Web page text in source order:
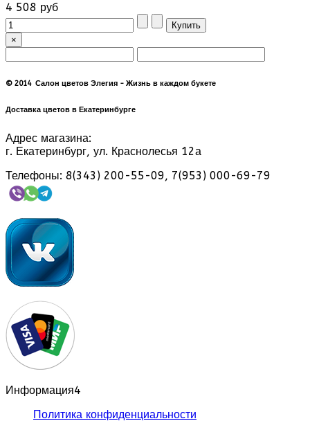
4 508 руб
×
© 2014 Салон цветов Элегия - Жизнь в каждом букете
Доставка цветов в Екатеринбурге
Адрес магазина:
г. Екатеринбург, ул. Краснолесья 12а
Телефоны: 8(343) 200-55-09, 7(953) 000-69-79
Информация4
Политика конфиденциальности